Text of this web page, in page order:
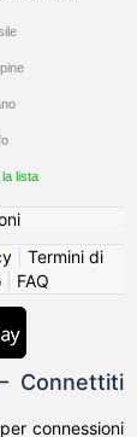
lista
| Termini di
| FAQ
Connettiti
connessioni